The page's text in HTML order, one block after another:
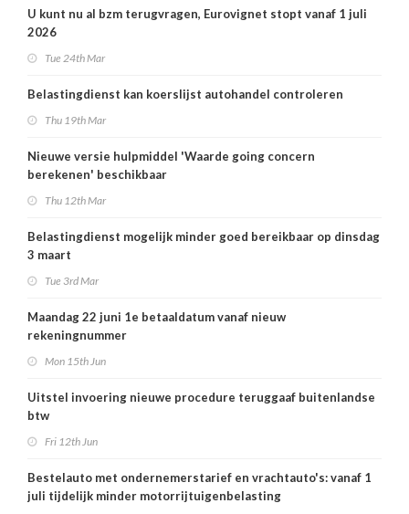
U kunt nu al bzm terugvragen, Eurovignet stopt vanaf 1 juli
2026
Tue 24th Mar
Belastingdienst kan koerslijst autohandel controleren
Thu 19th Mar
Nieuwe versie hulpmiddel 'Waarde going concern
berekenen' beschikbaar
Thu 12th Mar
Belastingdienst mogelijk minder goed bereikbaar op dinsdag
3 maart
Tue 3rd Mar
Maandag 22 juni 1e betaaldatum vanaf nieuw
rekeningnummer
Mon 15th Jun
Uitstel invoering nieuwe procedure teruggaaf buitenlandse
btw
Fri 12th Jun
Bestelauto met ondernemerstarief en vrachtauto's: vanaf 1
juli tijdelijk minder motorrijtuigenbelasting